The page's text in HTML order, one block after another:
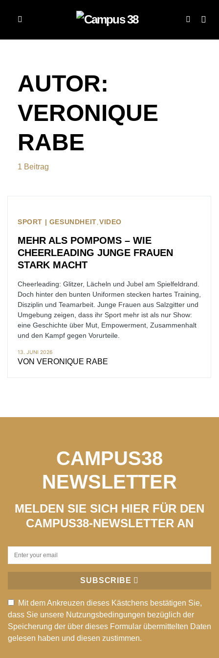
AUTOR:
VERONIQUE
RABE
1 Beitrag
SPORT | GESUNDHEIT VIDEO
MEHR ALS POMPOMS – WIE
CHEERLEADING JUNGE FRAUEN
STARK MACHT
Cheerleading: Glitzer, Lächeln und Jubel am Spielfeldrand.
Doch hinter den bunten Uniformen stecken hartes Training,
Disziplin und Teamarbeit. Junge Frauen aus Salzgitter und
Umgebung zeigen, dass ihr Sport mehr ist als nur Show:
eine Geschichte über Mut, Empowerment, Zusammenhalt
und den Kampf gegen Vorurteile.
13. JUNI 2026
VON VERONIQUE RABE
CAMPUS38
NEWSLETTER
MELDEN SIE SICH HIER FÜR DEN
CAMPUS38-NEWSLETTER AN
SUBSCRIBE
Mit dem Ankreuzen dieses Kästchens bestätigen Sie,
dass Sie unsere Nutzungsbedingungen bezüglich der
Speicherung der über dieses Formular übermittelten Daten
gelesen haben und diesen zustimmen.